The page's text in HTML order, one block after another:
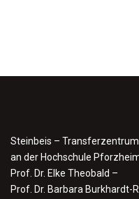
Steinbeis –
an der Hochschule
Prof. Dr. Elke Theobald –
Prof. Dr. Barbara Burkhardt-